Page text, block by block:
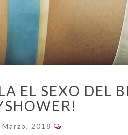
O
NIÑA?
EL
EL SEXO DEL
Marzo, 2018